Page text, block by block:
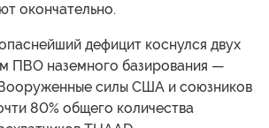
окончательно.
дефицит коснулся двух
ПВО наземного базирования —
силы США и союзников
80% общего количества